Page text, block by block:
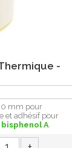
-
mm pour
et adhésif pour
bisphenol A